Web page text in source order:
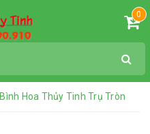
0
Bình Hoa Thủy Tinh Trụ Tròn